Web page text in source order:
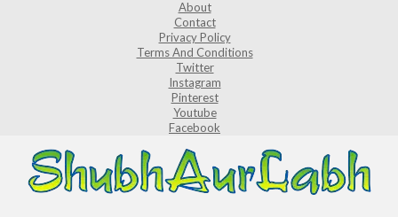
About
Contact
Privacy Policy
Terms And Conditions
Twitter
Instagram
Pinterest
Youtube
Facebook